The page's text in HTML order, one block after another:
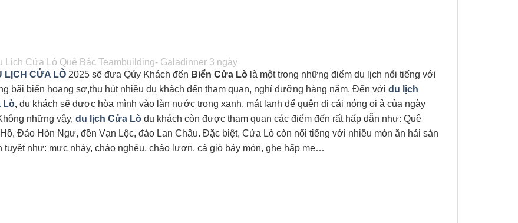
LỊCH CỬA LÒ 2025 sẽ đưa Qúy Khách đến Biển Cửa Lò là một trong những điểm du lịch nổi tiếng với
bãi biển hoang sơ,thu hút nhiều du khách đến tham quan, nghỉ dưỡng hàng năm. Đến với du lịch
Lò, du khách sẽ được hòa mình vào làn nước trong xanh, mát lạnh để quên đi cái nóng oi ả của ngày
những vậy, du lịch Cửa Lò du khách còn được tham quan các điểm đến rất hấp dẫn như: Quê
Đảo Hòn Ngư, đền Vạn Lộc, đảo Lan Châu. Đặc biệt, Cửa Lò còn nổi tiếng với nhiều món ăn hải sản
tuyệt như: mực nhảy, cháo nghêu, cháo lươn, cá giò bảy món, ghẹ hấp me…